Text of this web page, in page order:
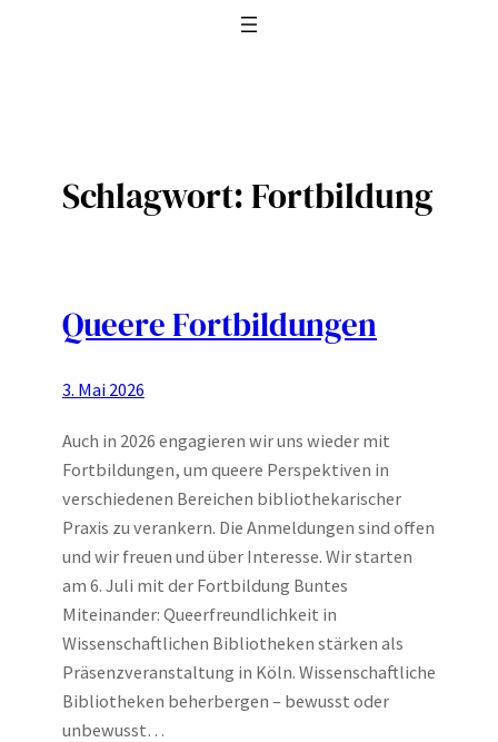
Schlagwort:Fortbildung
Queere Fortbildungen
3. Mai 2026
Auch in 2026 engagieren wir uns wieder mit
Fortbildungen, um queere Perspektiven in
verschiedenen Bereichen bibliothekarischer
Praxis zu verankern. Die Anmeldungen sind offen
und wir freuen und über Interesse. Wir starten
am 6. Juli mit der Fortbildung Buntes
Miteinander: Queerfreundlichkeit in
Wissenschaftlichen Bibliotheken stärken als
Präsenzveranstaltung in Köln. Wissenschaftliche
Bibliotheken beherbergen – bewusst oder
unbewusst…